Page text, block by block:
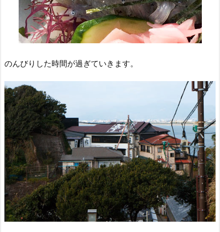
のんびりした時間が過ぎていきます。